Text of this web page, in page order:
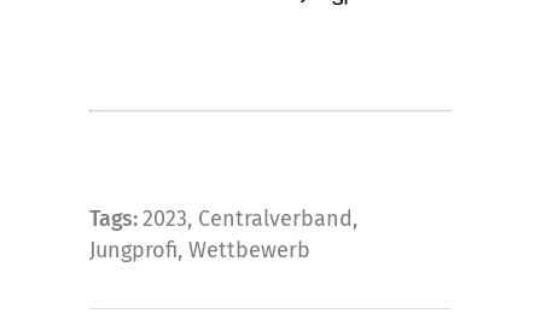
Tags: 2023, Centralverband,
Jungprofi, Wettbewerb